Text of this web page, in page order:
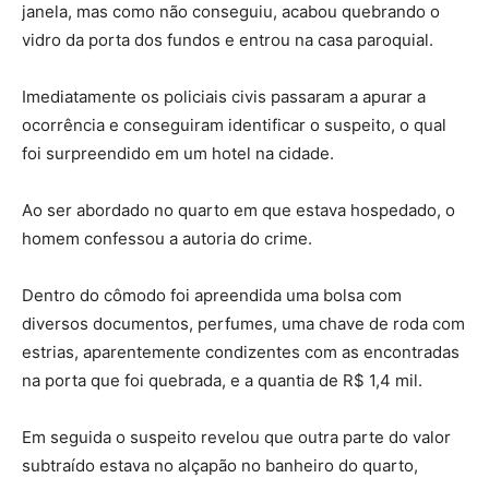
janela, mas como não conseguiu, acabou quebrando o
vidro da porta dos fundos e entrou na casa paroquial.
Imediatamente os policiais civis passaram a apurar a
ocorrência e conseguiram identificar o suspeito, o qual
foi surpreendido em um hotel na cidade.
Ao ser abordado no quarto em que estava hospedado, o
homem confessou a autoria do crime.
Dentro do cômodo foi apreendida uma bolsa com
diversos documentos, perfumes, uma chave de roda com
estrias, aparentemente condizentes com as encontradas
na porta que foi quebrada, e a quantia de R$ 1,4 mil.
Em seguida o suspeito revelou que outra parte do valor
subtraído estava no alçapão no banheiro do quarto,